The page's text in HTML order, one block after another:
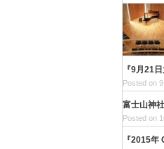
『9月21
Posted on
富士山神
Posted on
『2015